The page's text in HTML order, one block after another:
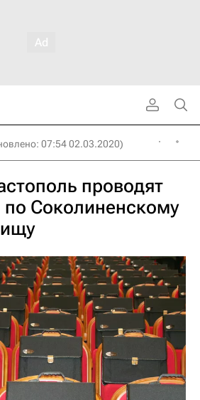
07:54 02.03.2020)
проводят
по Соколиненскому